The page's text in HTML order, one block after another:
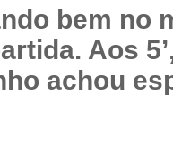
bem no
Aos
achou